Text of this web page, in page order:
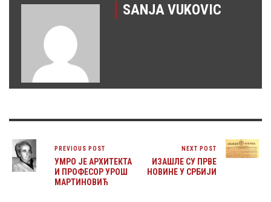
SANJA VUKOVIC
PREVIOUS POST
УМРО ЈЕ АРХИТЕКТА
И ПРОФЕСОР УРОШ
МАРТИНОВИЋ
NEXT POST
ИЗАШЛЕ СУ ПРВЕ
НОВИНЕ У СРБИЈИ